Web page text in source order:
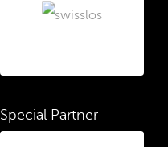
Special Partner